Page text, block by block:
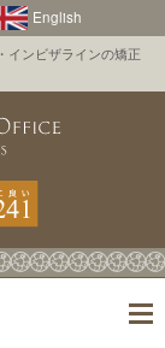
インビザラインの矯正